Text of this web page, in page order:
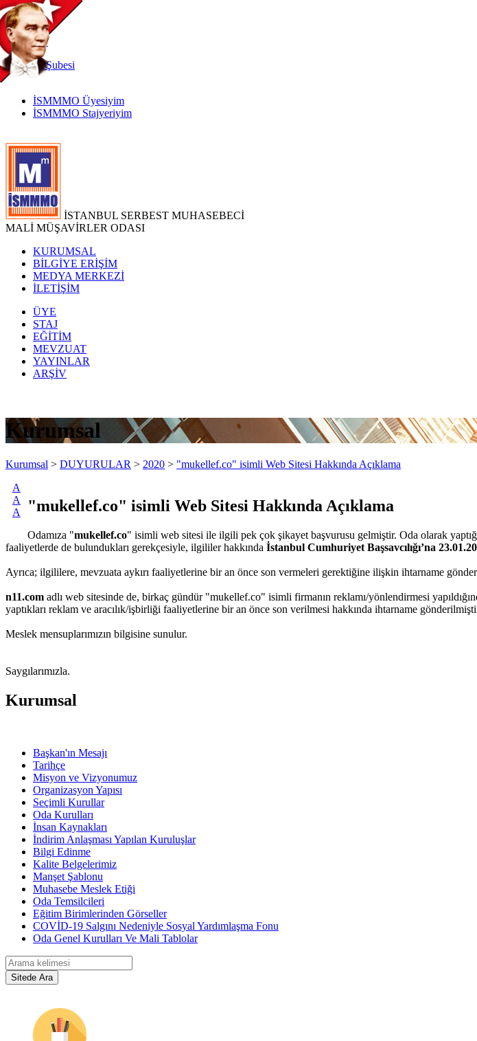
TR
|
EN
İnternetŞubesi
İSMMMO Üyesiyim
İSMMMO Stajyeriyim
İSTANBUL SERBEST MUHASEBECİ
MALİ MÜŞAVİRLER ODASI
KURUMSAL
BİLGİYE ERİŞİM
MEDYA MERKEZİ
İLETİŞİM
ÜYE
STAJ
EĞİTİM
MEVZUAT
YAYINLAR
ARŞİV
Kurumsal
Kurumsal > DUYURULAR > 2020 > "mukellef.co" isimli Web Sitesi Hakkında Açıklama
A
A
A
"mukellef.co" isimli Web Sitesi Hakkında Açıklama
Odamıza "mukellef.co" isimli web sitesi ile ilgili pek çok şikayet başvurusu gelmiştir. Oda olarak
faaliyetlerde de bulundukları gerekçesiyle, ilgililer hakkında İstanbul Cumhuriyet Başsavcılığı’na
Ayrıca; ilgililere, mevzuata aykırı faaliyetlerine bir an önce son vermeleri gerektiğine ilişkin ihtarname
n11.com adlı web sitesinde de, birkaç gündür "mukellef.co" isimli firmanın reklamı/yönlendirmesi
yaptıkları reklam ve aracılık/işbirliği faaliyetlerine bir an önce son verilmesi hakkında ihtarname
Meslek mensuplarımızın bilgisine sunulur.
Saygılarımızla.
Kurumsal
Başkan'ın Mesajı
Tarihçe
Misyon ve Vizyonumuz
Organizasyon Yapısı
Seçimli Kurullar
Oda Kurulları
İnsan Kaynakları
İndirim Anlaşması Yapılan Kuruluşlar
Bilgi Edinme
Kalite Belgelerimiz
Manşet Şablonu
Muhasebe Meslek Etiği
Oda Temsilcileri
Eğitim Birimlerinden Görseller
COVİD-19 Salgını Nedeniyle Sosyal Yardımlaşma Fonu
Oda Genel Kurulları Ve Mali Tablolar